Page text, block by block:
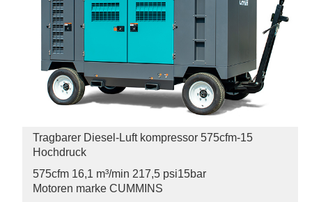
Tragbarer Diesel-Luft kompressor 575cfm-15
Hochdruck
575cfm 16,1 m³/min 217,5 psi15bar
Motoren marke CUMMINS